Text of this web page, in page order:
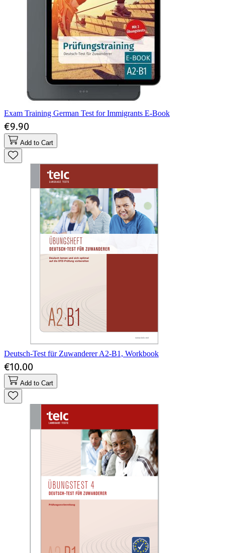
Exam Training German Test for Immigrants E-Book
€9.90
Add to Cart
Deutsch-Test für Zuwanderer A2-B1, Workbook
€10.00
Add to Cart